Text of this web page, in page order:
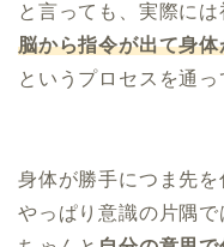
と言っても、実際に
脳から指令が出て身体
というプロセスを通っ
身体が勝手につま先を
やっぱり意識の片隅で